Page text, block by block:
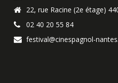
22, rue Racine (2e étage)
02 40 20 55 84
festival@cinespagnol-